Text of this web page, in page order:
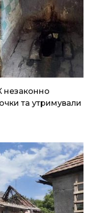
незаконно
та утримували